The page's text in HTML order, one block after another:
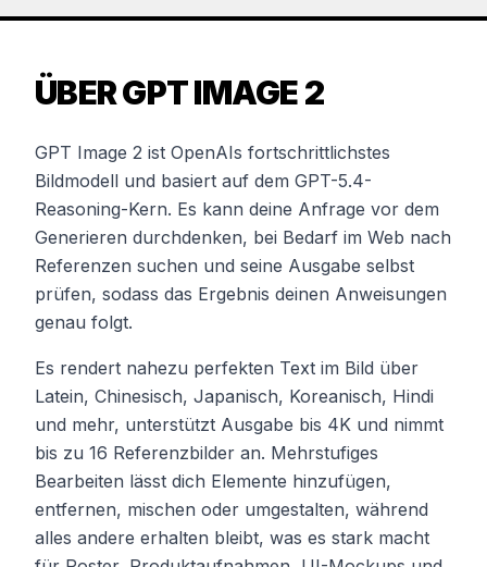
ÜBER GPT IMAGE 2
GPT Image 2 ist OpenAIs fortschrittlichstes
Bildmodell und basiert auf dem GPT-5.4-
Reasoning-Kern. Es kann deine Anfrage vor dem
Generieren durchdenken, bei Bedarf im Web nach
Referenzen suchen und seine Ausgabe selbst
prüfen, sodass das Ergebnis deinen Anweisungen
genau folgt.
Es rendert nahezu perfekten Text im Bild über
Latein, Chinesisch, Japanisch, Koreanisch, Hindi
und mehr, unterstützt Ausgabe bis 4K und nimmt
bis zu 16 Referenzbilder an. Mehrstufiges
Bearbeiten lässt dich Elemente hinzufügen,
entfernen, mischen oder umgestalten, während
alles andere erhalten bleibt, was es stark macht